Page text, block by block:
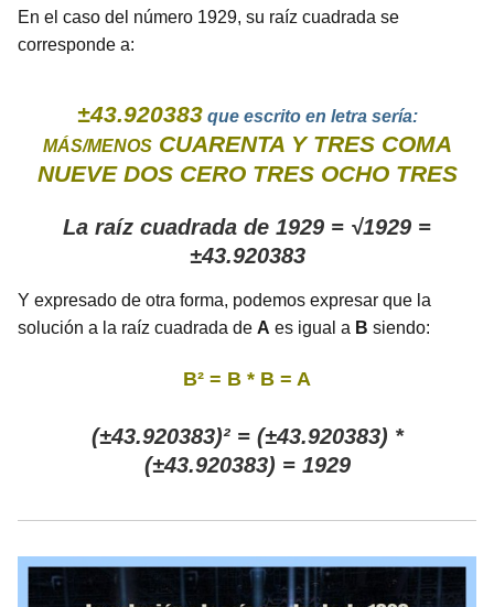
En el caso del número 1929, su raíz cuadrada se
corresponde a:
±43.920383que escrito en letra sería:
MÁS/MENOS CUARENTA Y TRES COMA
NUEVE DOS CERO TRES OCHO TRES
La raíz cuadrada de 1929 = √1929 =
±43.920383
Y expresado de otra forma, podemos expresar que la
solución a la raíz cuadrada de A es igual a B siendo:
B² = B * B = A
(±43.920383)² = (±43.920383) *
(±43.920383) = 1929